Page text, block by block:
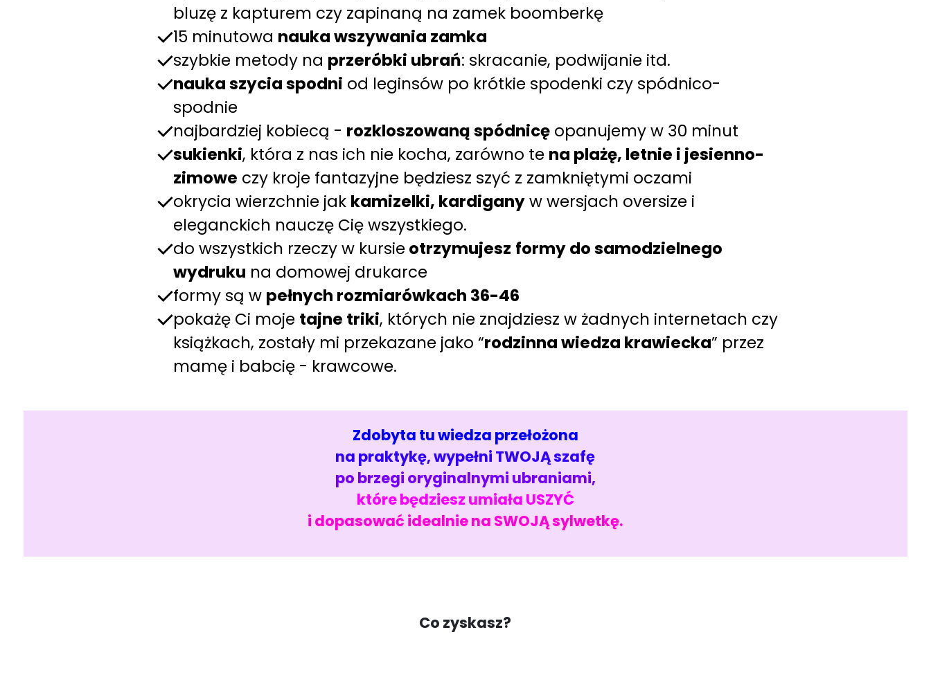
bluzę z kapturem czy zapinaną na zamek boomberkę
15 minutowa nauka wszywania zamka
szybkie metody na przeróbki ubrań: skracanie, podwijanie itd.
nauka szycia spodni od leginsów po krótkie spodenki czy spódnico-
spodnie
najbardziej kobiecą - rozkloszowaną spódnicę opanujemy w 30 minut
sukienki, która z nas ich nie kocha, zarówno te na plażę, letnie i jesienno-
zimowe czy kroje fantazyjne będziesz szyć z zamkniętymi oczami
okrycia wierzchnie jak kamizelki, kardiganyw wersjach oversize i
eleganckich nauczę Cię wszystkiego.
do wszystkich rzeczy w kursieotrzymujesz formy do samodzielnego
wydruku na domowej drukarce
formy są w pełnych rozmiarówkach 36-46
pokażę Ci moje tajne triki, których nie znajdziesz w żadnych internetach czy
książkach, zostały mi przekazane jako “rodzinna wiedza krawiecka” przez
mamę i babcię - krawcowe.
Zdobyta tu wiedza przełożona
na praktykę, wypełni TWOJĄ szafę
po brzegi oryginalnymi ubraniami,
które będziesz umiała USZYĆ
i dopasować idealnie na SWOJĄ sylwetkę.
Co zyskasz?